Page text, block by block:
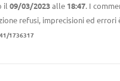
il 09/03/2023alle 18:47. I
refusi, imprecisioni ed errori
1736317